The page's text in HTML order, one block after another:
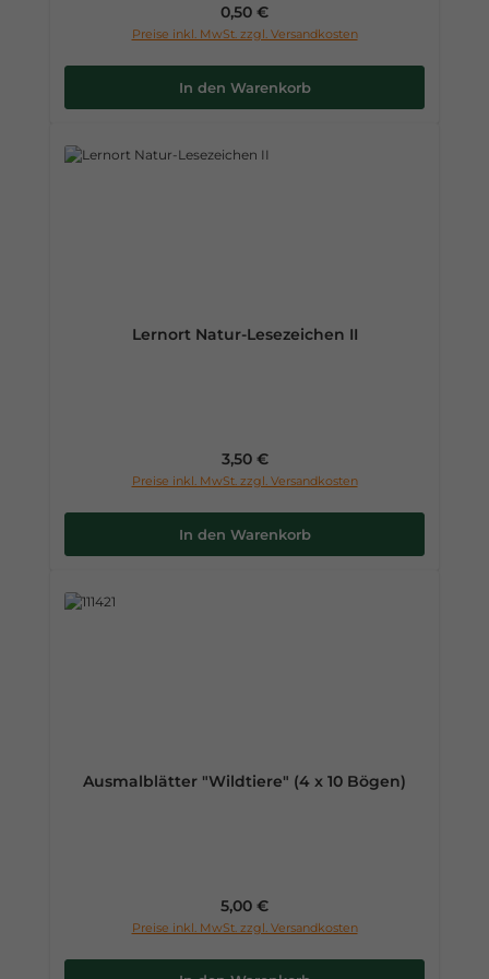
Regulärer Preis:
0,50 €
Preise inkl. MwSt. zzgl. Versandkosten
In den Warenkorb
Lernort Natur-Lesezeichen II
Regulärer Preis:
3,50 €
Preise inkl. MwSt. zzgl. Versandkosten
In den Warenkorb
Ausmalblätter "Wildtiere" (4 x 10 Bögen)
Regulärer Preis:
5,00 €
Preise inkl. MwSt. zzgl. Versandkosten